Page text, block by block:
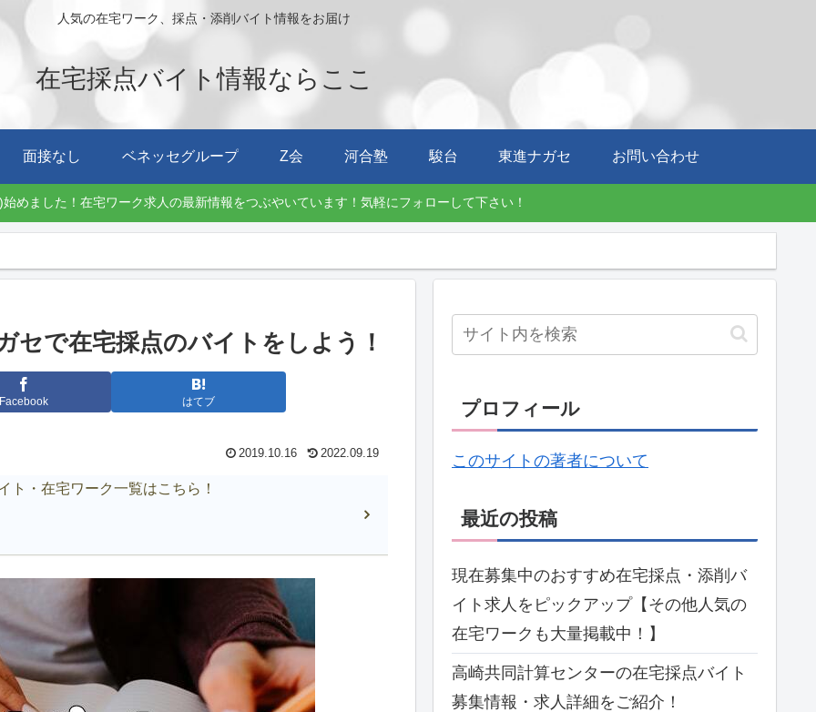
人気の在宅ワーク、採点・添削バイト情報をお届け
在宅採点バイト情報ならここ
面接なし ベネッセグループ Z会 河合塾 駿台 東進ナガセ お問い合わせ
めました！在宅ワーク求人の最新情報をつぶやいています！気軽にフォローして下さい！
セで在宅採点のバイトをしよう！
Facebook はてブ
2019.10.16 2022.09.19
ト・在宅ワーク一覧はこちら！
プロフィール
このサイトの著者について
最近の投稿
現在募集中のおすすめ在宅採点・添削バ
イト求人をピックアップ【その他人気の
在宅ワークも大量掲載中！】
高崎共同計算センターの在宅採点バイト
募集情報・求人詳細をご紹介！